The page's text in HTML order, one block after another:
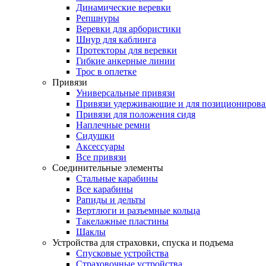
Динамические веревки
Репшнуры
Веревки для арбористики
Шнур для каблинга
Протекторы для веревки
Гибкие анкерные линии
Трос в оплетке
Привязи
Универсальные привязи
Привязи удерживающие и для
Привязи для положения сидя
Наплечные ремни
Сидушки
Аксессуары
Все привязи
Соединительные элементы
Стальные карабины
Все карабины
Рапиды и дельты
Вертлюги и разъемные кольца
Такелажные пластины
Шаклы
Устройства для страховки, спуска и подъема
Спусковые устройства
Страховочные устройства